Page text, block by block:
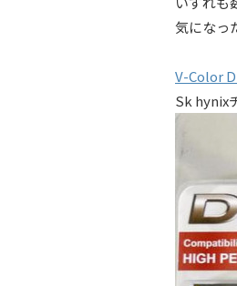
気になっ
V-Color
Sk hynix